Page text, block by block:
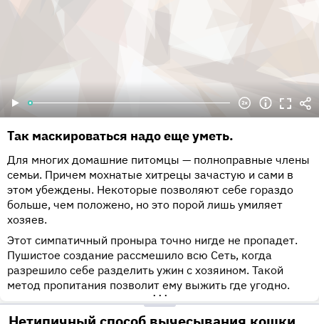
Так маскироваться надо еще уметь.
Для многих домашние питомцы — полноправные члены
семьи. Причем мохнатые хитрецы зачастую и сами в
этом убеждены. Некоторые позволяют себе гораздо
больше, чем положено, но это порой лишь умиляет
хозяев.
Этот симпатичный проныра точно нигде не пропадет.
Пушистое создание рассмешило всю Сеть, когда
разрешило себе разделить ужин с хозяином. Такой
метод пропитания позволит ему выжить где угодно.
•••